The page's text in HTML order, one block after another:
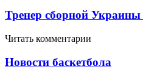
Тренер сборной Украины
Читать комментарии
Новости баскетбола